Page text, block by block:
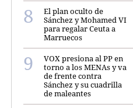
El plan oculto de
Sánchez y Mohamed VI
para regalar Ceuta a
Marruecos
VOX presiona al PP en
torno a los MENAs y va
de frente contra
Sánchez y su cuadrilla
de maleantes